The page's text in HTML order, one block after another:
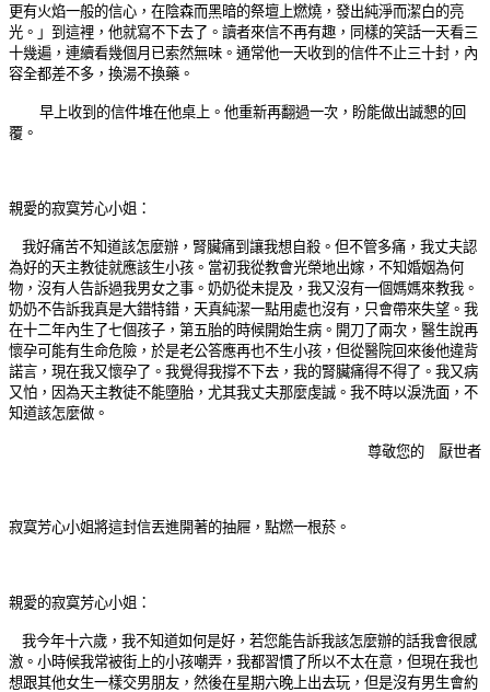
更有火焰一般的信心，在陰森而黑暗的祭壇上燃燒，發出純淨而潔白的亮
光。」到這裡，他就寫不下去了。讀者來信不再有趣，同樣的笑話一天看三
十幾遍，連續看幾個月已索然無味。通常他一天收到的信件不止三十封，內
容全都差不多，換湯不換藥。
早上收到的信件堆在他桌上。他重新再翻過一次，盼能做出誠懇的回
覆。
親愛的寂寞芳心小姐：
我好痛苦不知道該怎麼辦，腎臟痛到讓我想自殺。但不管多痛，我丈夫認
為好的天主教徒就應該生小孩。當初我從教會光榮地出嫁，不知婚姻為何
物，沒有人告訴過我男女之事。奶奶從未提及，我又沒有一個媽媽來教我。
奶奶不告訴我真是大錯特錯，天真純潔一點用處也沒有，只會帶來失望。我
在十二年內生了七個孩子，第五胎的時候開始生病。開刀了兩次，醫生說再
懷孕可能有生命危險，於是老公答應再也不生小孩，但從醫院回來後他違背
諾言，現在我又懷孕了。我覺得我撐不下去，我的腎臟痛得不得了。我又病
又怕，因為天主教徒不能墮胎，尤其我丈夫那麼虔誠。我不時以淚洗面，不
知道該怎麼做。
尊敬您的 厭世者
寂寞芳心小姐將這封信丟進開著的抽屜，點燃一根菸。
親愛的寂寞芳心小姐：
我今年十六歲，我不知道如何是好，若您能告訴我該怎麼辦的話我會很感
激。小時候我常被街上的小孩嘲弄，我都習慣了所以不太在意，但現在我也
想跟其他女生一樣交男朋友，然後在星期六晚上出去玩，但是沒有男生會約